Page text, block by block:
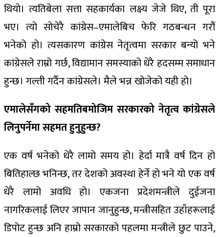
थियो। त्यतिबेला सत्ता सहकार्यका लक्ष्य जेजे थिए, ती पूरा
भए। त्यो सोचेरै कांग्रेस–एमालेबिच फेरि गठबन्धन गरौं
भनेको हो। त्यसकारण कांग्रेस नेतृत्वमा सरकार बन्यो भने
कांग्रेसले राम्रो गर्छ, विद्यामान समस्याको धेरै हदसम्म समाधान
हुन्छ। गल्ती गर्दैन कांग्रेसले। मैले भन्न खोजेको यही हो।
एमालेसँगको सहमतिबमोजिम सरकारको नेतृत्व कांग्रेसले
लिनुपर्नेमा सहमत हुनुहुन्छ?
एक वर्ष भनेको धेरै लामो समय हो। हेर्दा मात्रै वर्ष दिन हो
बितिहाल्छ भनिन्छ, तर देशको अवस्था हेर्ने हो भने यो एक वर्ष
धेरै लामो अवधि हो। एकजना प्रदेशमन्त्रीले दुईजना
नागरिकलाई लिएर जापान जानुहुन्छ, मन्त्रीसहित उहाँहरूलाई
डिपोट हुन्छ अनि हाम्रो सरकारको पहलमा मन्त्रीले छुट पाउने,